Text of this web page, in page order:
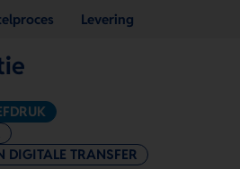
Levering
DIGITALE TRANSFER